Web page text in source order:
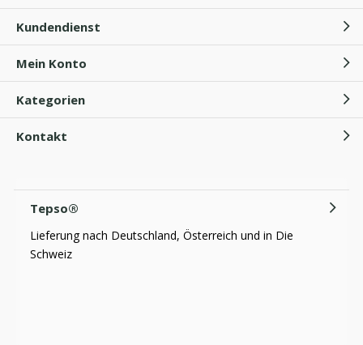
Kundendienst
Mein Konto
Kategorien
Kontakt
Tepso®
Lieferung nach Deutschland, Österreich und in Die
Schweiz